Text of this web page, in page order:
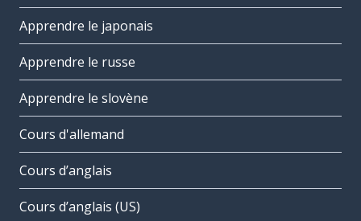
Apprendre le japonais
Apprendre le russe
Apprendre le slovène
Cours d'allemand
Cours d’anglais
Cours d’anglais (US)